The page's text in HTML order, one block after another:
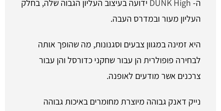
ה- DUNK High ידועה בעיצוב העליון הגבוה שלה, בחלק
העליון מעור ובמדרס העבה.
היא זמינה במגוון צבעים וסגנונות, מה שהופך אותה
לבחירה פופולרית הן עבור שחקני כדורסל והן עבור
צרכנים אשר מודעים לאופנה.
נייק דאנק גבוהה מיוצרת מחומרים באיכות גבוהה